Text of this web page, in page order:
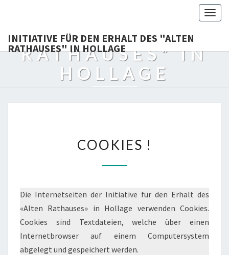
INITIATIVE FÜR DEN ERHALT DES "ALTEN
RATHAUSES" IN HOLLAGE
DEN ERHALT DES
"ALTEN
RATHAUSES" IN
HOLLAGE
!
COOKIES !
Die Internetseiten der Initiative für den Erhalt des
«Alten Rathauses» in Hollage verwenden Cookies.
Cookies sind Textdateien, welche über einen
Internetbrowser auf einem Computersystem
abgelegt und gespeichert werden.